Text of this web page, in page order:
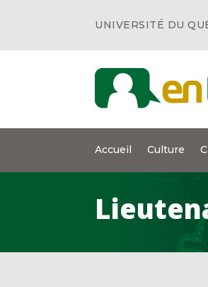
UNIVERSITÉ DU
Accueil Culture